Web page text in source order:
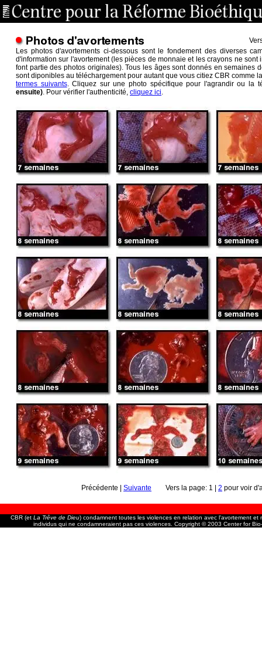
Les photos d'avortements ci-dessous sont le fondement des diverses
d'information sur l'avortement (les pièces de monnaie et les crayons ne
font partie des photos originales). Tous les âges sont donnés en semaines
sont diponibles au téléchargement pour autant que vous citiez CBR comme
termes suivants.Cliquez sur une photo spécifique pour l'agrandir ou la
ensuite). Pour vérifier l'authenticité, cliquez ici.
Précédente | Suivante Vers la page: 1 | 2 pour voir
CBR (et La Trêve de Dieu) condamnent toutes les violences en relation avec l'avortement
individus qui ne condamneraient pas ces violences. Copyright © 2003 Center for